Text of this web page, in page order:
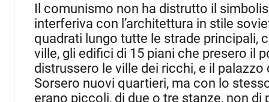
Il comunismo non ha distrutto il
interferiva con l’architettura in stile
quadrati lungo tutte le strade principali,
ville, gli edifici di 15 piani che presero il
distrussero le ville dei ricchi, e il
Sorsero nuovi quartieri, ma con lo
erano piccoli, di due o tre stanze, non